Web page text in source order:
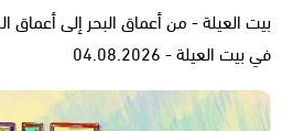
بيت العيلة - من أعماق البحر إلى أعماق
في بيت العيلة - 04.08.2026